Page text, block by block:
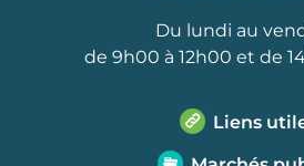
Du lundi au
de 9h00 à 12h00 et de
Liens